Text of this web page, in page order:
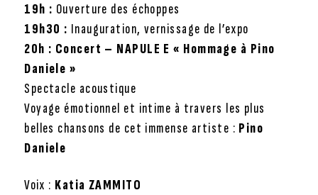
19h : Ouverture des échoppes
19h30 : Inauguration, vernissage de l’expo
20h : Concert – NAPULE E « Hommage à Pino
Daniele »
Spectacle acoustique
Voyage émotionnel et intime à travers les plus
belles chansons de cet immense artiste : Pino
Daniele
Voix : Katia ZAMMITO